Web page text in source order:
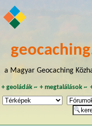
a Magyar Geocaching
+ geoládák~ +megtalálások ~